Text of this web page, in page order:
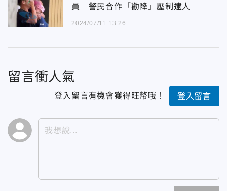
員 警民合作「勸降」壓制逮人
2024/07/11 13:26
留言衝人氣
登入留言有機會獲得旺幣哦！ 登入留言